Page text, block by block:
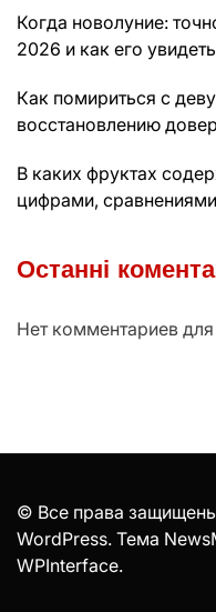
Когда новолуние:
2026 и как его увидеть
Как помириться с
восстановлению
В каких фруктах
цифрами,
Останні
Нет комментариев
© Все права
WordPress. Тема
WPInterface.